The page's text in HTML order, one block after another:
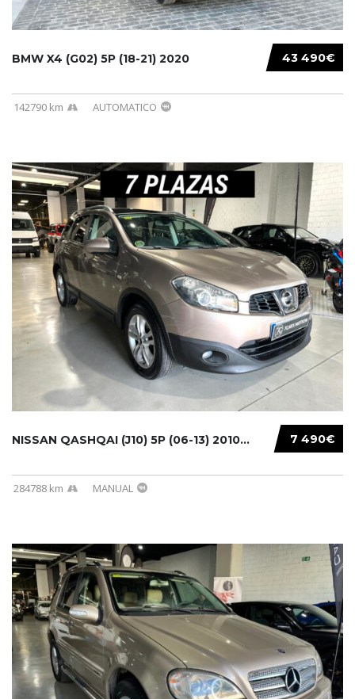
43 490€
BMW X4 (G02) 5P (18-21) 2020
142790 km AUTOMATICO
7 490€
NISSAN QASHQAI (J10) 5P (06-13) 2010...
284788 km MANUAL